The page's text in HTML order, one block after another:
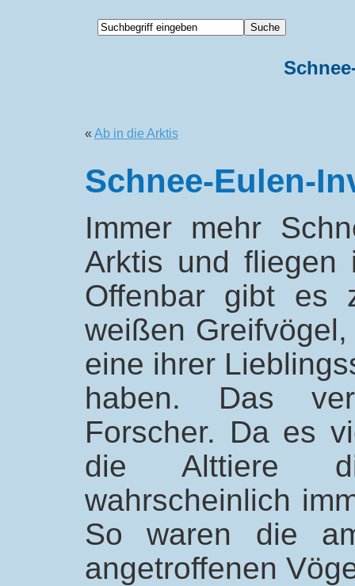
« Ab in die Arktis
Schnee-Eulen-
Immer mehr
Arktis und fliegen
Offenbar gibt es
weißen
eine ihrer
haben. Das
Forscher. Da es
die Alttiere
wahrscheinlich
So waren die
angetroffenen